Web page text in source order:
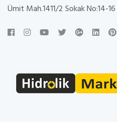
Ümit Mah.1411/2 Sokak No:14-